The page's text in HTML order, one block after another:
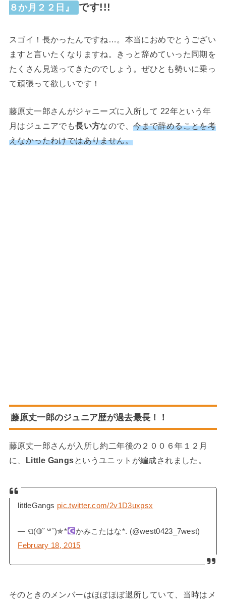
８か月２２日』 です!!!
スゴイ！長かったんですね…。本当におめでとうござい
ますと言いたくなりますね。きっと辞めていった同期を
たくさん見送ってきたのでしょう。ぜひとも勢いに乗っ
て頑張って欲しいです！
藤原丈一郎さんがジャニーズに入所して 22年という年
月はジュニアでも長い方なので、今まで辞めることを考
えなかったわけではありません。
藤原丈一郎のジュニア歴が過去最長！！
藤原丈一郎さんが入所し約二年後の２００６年１２月
に、
Little Gangsというユニットが編成されました。
littleGangs pic.twitter.com/2v1D3uxpsx
— ପ(◍˘ ꒳˘)✯*
かみこたはな*. (@west0423_7west)
February 18, 2015
そのときのメンバーはほぼほぼ退所していて、当時はメ